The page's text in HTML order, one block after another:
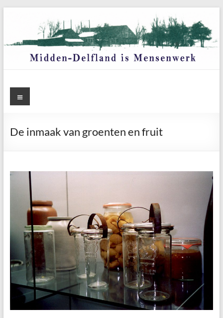
inhoud
Menu
De inmaak van groenten en fruit